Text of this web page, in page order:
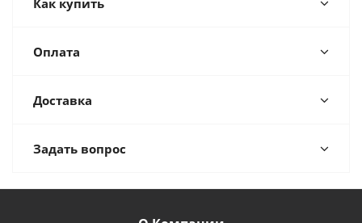
Как купить
Оплата
Доставка
Задать вопрос